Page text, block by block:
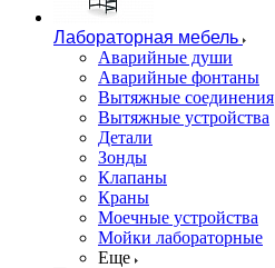
Лабораторная мебель
Аварийные души
Аварийные фонтаны
Вытяжные соединения
Вытяжные устройства
Детали
Зонды
Клапаны
Краны
Моечные устройства
Мойки лабораторные
Еще